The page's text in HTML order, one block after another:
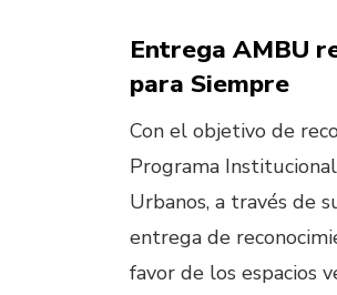
Entrega AMBU
para Siempre
Con el objetivo de
Programa
Urbanos, a través de
entrega de
favor de los espacios